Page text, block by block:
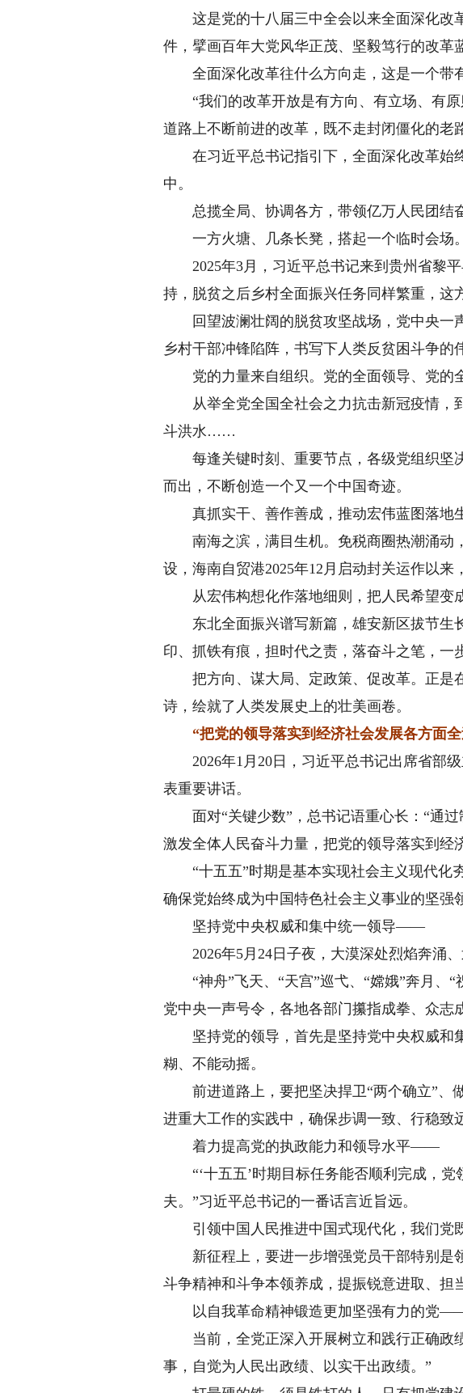
这是党的十八届三中全会以来全面深化改
件，擘画百年大党风华正茂、坚毅笃行的改革
全面深化改革往什么方向走，这是一个带有
“我们的改革开放是有方向、有立场、有原
道路上不断前进的改革，既不走封闭僵化的老
在习近平总书记指引下，全面深化改革始
中。
总揽全局、协调各方，带领亿万人民团
一方火塘、几条长凳，搭起一个临时会场。
2025年3月，习近平总书记来到贵州省黎平
持，脱贫之后乡村全面振兴任务同样繁重，这
回望波澜壮阔的脱贫攻坚战场，党中央一声
乡村干部冲锋陷阵，书写下人类反贫困斗争的
党的力量来自组织。党的全面领导、党的
从举全党全国全社会之力抗击新冠疫情，到
斗洪水……
每逢关键时刻、重要节点，各级党组织坚
而出，不断创造一个又一个中国奇迹。
真抓实干、善作善成，推动宏伟蓝图落
南海之滨，满目生机。免税商圈热潮涌动
设，海南自贸港2025年12月启动封关运作以来
从宏伟构想化作落地细则，把人民希望变成
东北全面振兴谱写新篇，雄安新区拔节生
印、抓铁有痕，担时代之责，落奋斗之笔，一
把方向、谋大局、定政策、促改革。正是
诗，绘就了人类发展史上的壮美画卷。
“把党的领导落实到经济社会发展各方面
2026年1月20日，习近平总书记出席省部级
表重要讲话。
面对“关键少数”，总书记语重心长：“通过
激发全体人民奋斗力量，把党的领导落实到经
“十五五”时期是基本实现社会主义现代化
确保党始终成为中国特色社会主义事业的坚强
坚持党中央权威和集中统一领导——
2026年5月24日子夜，大漠深处烈焰奔涌、
“神舟”飞天、“天宫”巡弋、“嫦娥”奔月、“
党中央一声号令，各地各部门攥指成拳、众志
坚持党的领导，首先是坚持党中央权威和
糊、不能动摇。
前进道路上，要把坚决捍卫“两个确立”、
进重大工作的实践中，确保步调一致、行稳致
着力提高党的执政能力和领导水平——
“‘十五五’时期目标任务能否顺利完成，党
夫。”习近平总书记的一番话言近旨远。
引领中国人民推进中国式现代化，我们党既
新征程上，要进一步增强党员干部特别是
斗争精神和斗争本领养成，提振锐意进取、担
以自我革命精神锻造更加坚强有力的党
当前，全党正深入开展树立和践行正确政
事，自觉为人民出政绩、以实干出政绩。”